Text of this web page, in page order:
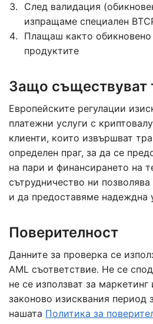
След валидация
изпращаме специален
Плащаш както
продуктите
Защо съществуват
Европейските регулации
платежни услуги с
клиенти, които извършват
определен праг, за да се
на пари и финансирането на
сътрудничество ни
и да предоставяме надеждна
Поверителност
Данните за проверка се
AML съответствие. Не се
не се използват за
законово изисквания период
нашата Политика за